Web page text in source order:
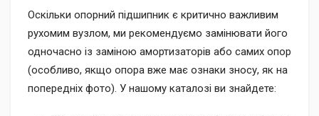
Оскільки опорний підшипник є критично важливим
рухомим вузлом, ми рекомендуємо замінювати його
одночасно із заміною амортизаторів або самих опор
(особливо, якщо опора вже має ознаки зносу, як на
попередніх фото). У нашому каталозі ви знайдете: